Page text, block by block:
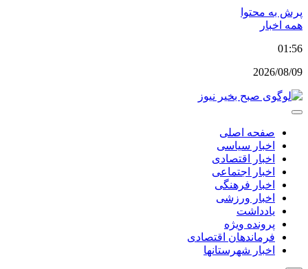
پرش به محتوا
همه اخبار
01:56
2026/08/09
صفحه اصلی
اخبار سیاسی
اخبار اقتصادی
اخبار اجتماعی
اخبار فرهنگی
اخبار ورزشی
یادداشت
پرونده ویژه
فرماندهان اقتصادی
اخبار شهرستانها